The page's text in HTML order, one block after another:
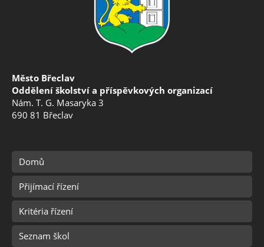
Město Břeclav
Oddělení školství a příspěvkových organizací
Nám. T. G. Masaryka 3
690 81 Břeclav
Domů
Přijímací řízení
Kritéria řízení
Seznam škol